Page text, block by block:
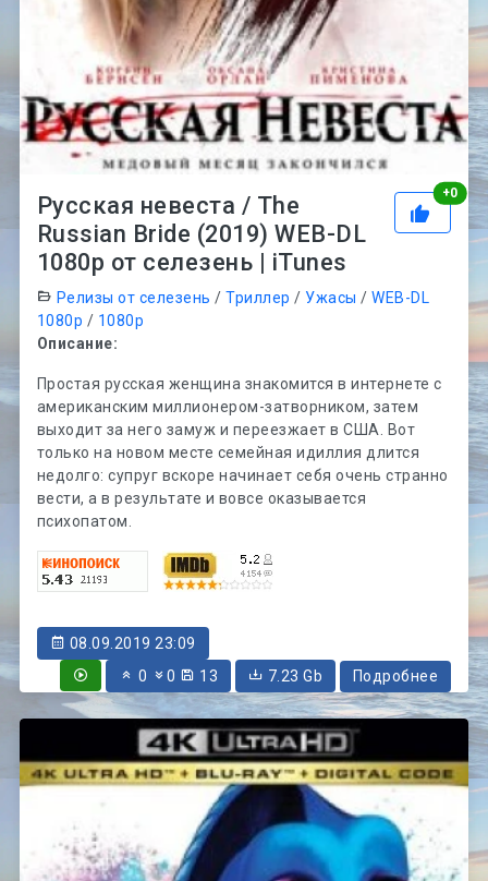
+0
Русская невеста / The
Russian Bride (2019) WEB-DL
1080p от селезень | iTunes
Релизы от селезень /Триллер / Ужасы /WEB-DL
1080p / 1080p
Описание:
Простая русская женщина знакомится в интернете с
американским миллионером-затворником, затем
выходит за него замуж и переезжает в США. Вот
только на новом месте семейная идиллия длится
недолго: супруг вскоре начинает себя очень странно
вести, а в результате и вовсе оказывается
психопатом.
08.09.2019 23:09
0
0 13 7.23 Gb Подробнее